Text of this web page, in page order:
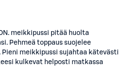
meikkipussi pitää huolta
Pehmeä toppaus suojelee
meikkipussi sujahtaa kätevästi
kulkevat helposti matkassa